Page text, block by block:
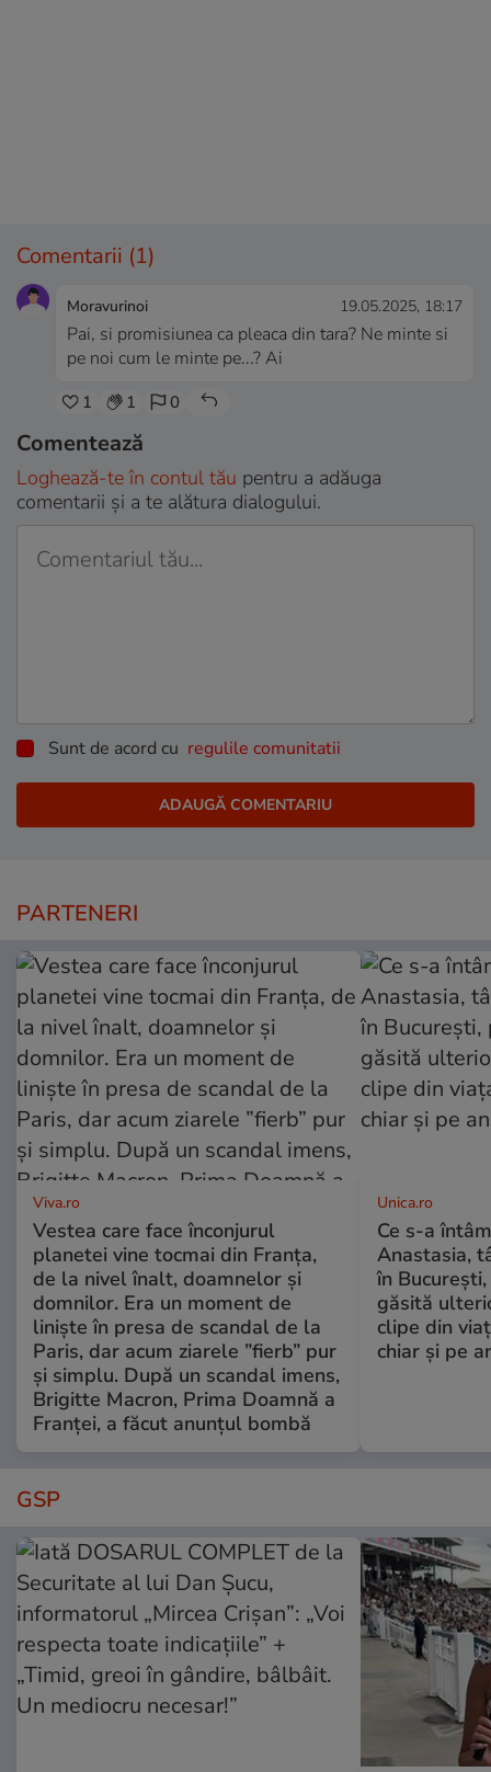
Comentarii (1)
Moravurinoi 19.05.2025, 18:17
Pai, si promisiunea ca pleaca din tara? Ne minte si
pe noi cum le minte pe...? Ai
1 1 0
Comentează
Loghează-te în contul tău pentru a adăuga
comentarii și a te alătura dialogului.
Sunt de acord cu regulile comunitatii
PARTENERI
Viva.ro
Vestea care face înconjurul
planetei vine tocmai din Franța,
de la nivel înalt, doamnelor și
domnilor. Era un moment de
liniște în presa de scandal de la
Paris, dar acum ziarele ”fierb” pur
și simplu. După un scandal imens,
Brigitte Macron, Prima Doamnă a
Franței, a făcut anunțul bombă
Unica.ro
Ce s-a
Anastasia,
în
găsită
clipe din
chiar și pe
GSP